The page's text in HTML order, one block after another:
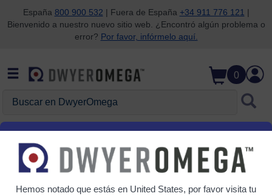
Saltar a la búsqueda
Saltar al contenido principal
Saltar a la navegación
España 800 900 532 | Fuera de España +34 911 776 121 |
Bienvenido a nuestro nuevo sitio web. ¿Encontró algún problema o
error? Por favor, infórmelo aquí.
0
Inicio Análisis de gases Oxígeno
Oxígeno
Hemos notado que estás en United States, por favor visita tu